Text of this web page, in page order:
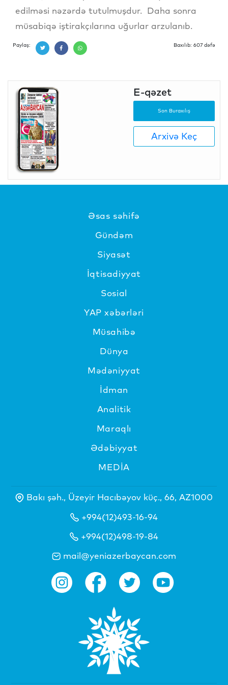
edilməsi nəzərdə tutulmuşdur. Daha sonra
müsabiqə iştirakçılarına uğurlar arzulanıb.
Paylaş: Baxılıb: 607 dəfə
E-qəzet
Son Buraxılış
Arxivə Keç
Əsas səhifə
Gündəm
Siyasət
İqtisadiyyat
Sosial
YAP xəbərləri
Müsahibə
Dünya
Mədəniyyat
İdman
Analitik
Maraqlı
Ədəbiyyat
MEDİA
Bakı şəh., Üzeyir Hacıbəyov küç., 66, AZ1000
+994(12)493-16-94
+994(12)498-19-84
mail@yeniazerbaycan.com